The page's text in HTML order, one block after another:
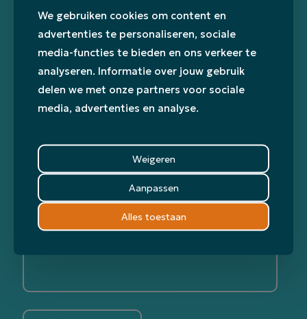
We gebruiken cookies om content en
advertenties te personaliseren, sociale
media-functies te bieden en ons verkeer te
analyseren. Informatie over jouw gebruik
delen we met onze partners voor sociale
media, advertenties en analyse.
Weigeren
Aanpassen
Alles toestaan